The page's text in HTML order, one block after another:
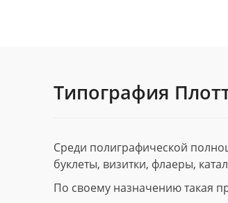
Типография
Среди полиграфической
буклеты, визитки, флаеры,
По своему назначению такая